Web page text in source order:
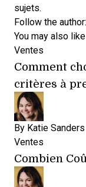
sujets.
Follow the author:
You may also like
Ventes
Comment
critères à
By Katie Sanders
Ventes
Combien